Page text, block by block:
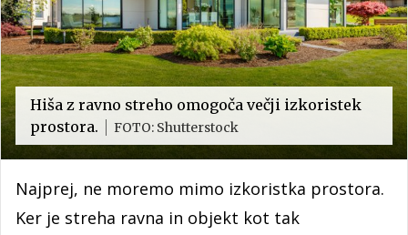
Hiša z ravno streho omogoča večji izkoristek
prostora.
FOTO: Shutterstock
Najprej, ne moremo mimo izkoristka prostora.
Ker je streha ravna in objekt kot tak